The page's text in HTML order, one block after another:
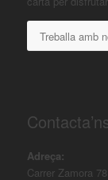
Treballa amb
Adreça:
Carrer Zamora 78